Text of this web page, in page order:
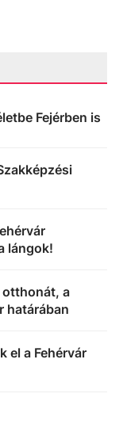
Fejérben is
lángok!
otthonát, a
határában
el a Fehérvár